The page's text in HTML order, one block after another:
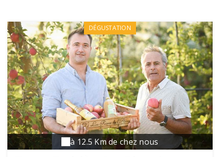
DÉGUSTATION
à 12.5 Km de chez nous